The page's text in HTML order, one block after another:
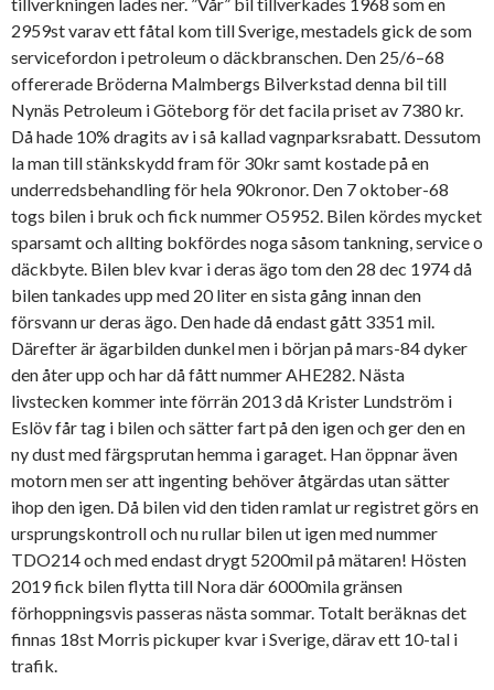
2959st varav ett fåtal kom till Sverige, mestadels gick de som
servicefordon i petroleum o däckbranschen. Den 25/6–68
offererade Bröderna Malmbergs Bilverkstad denna bil till
Nynäs Petroleum i Göteborg för det facila priset av 7380 kr.
Då hade 10% dragits av i så kallad vagnparksrabatt. Dessutom
la man till stänkskydd fram för 30kr samt kostade på en
underredsbehandling för hela 90kronor. Den 7 oktober-68
togs bilen i bruk och fick nummer O5952. Bilen kördes mycket
sparsamt och allting bokfördes noga såsom tankning, service o
däckbyte. Bilen blev kvar i deras ägo tom den 28 dec 1974 då
bilen tankades upp med 20 liter en sista gång innan den
försvann ur deras ägo. Den hade då endast gått 3351 mil.
Därefter är ägarbilden dunkel men i början på mars-84 dyker
den åter upp och har då fått nummer AHE282. Nästa
livstecken kommer inte förrän 2013 då Krister Lundström i
Eslöv får tag i bilen och sätter fart på den igen och ger den en
ny dust med färgsprutan hemma i garaget. Han öppnar även
motorn men ser att ingenting behöver åtgärdas utan sätter
ihop den igen. Då bilen vid den tiden ramlat ur registret görs en
ursprungskontroll och nu rullar bilen ut igen med nummer
TDO214 och med endast drygt 5200mil på mätaren! Hösten
2019 fick bilen flytta till Nora där 6000mila gränsen
förhoppningsvis passeras nästa sommar. Totalt beräknas det
finnas 18st Morris pickuper kvar i Sverige, därav ett 10-tal i
trafik.